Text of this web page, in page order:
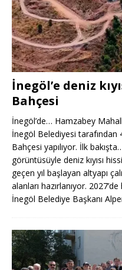
İnegöl’e deniz
Bahçesi
İnegöl’de… Hamzabey
İnegöl Belediyesi
Bahçesi yapılıyor. İlk
görüntüsüyle deniz kıyısı
geçen yıl başlayan altyapı
alanları hazırlanıyor.
İnegöl Belediye Başkanı